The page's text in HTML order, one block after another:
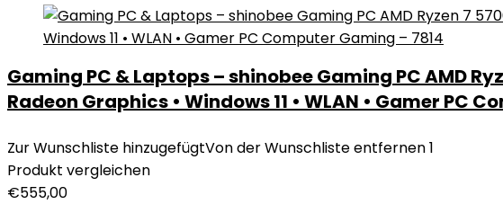
Gaming PC & Laptops – shinobee Gaming PC AMD
Radeon Graphics • Windows 11 • WLAN • Gamer PC
Zur Wunschliste hinzugefügtVon der Wunschliste entfernen1
Produkt vergleichen
€555,00